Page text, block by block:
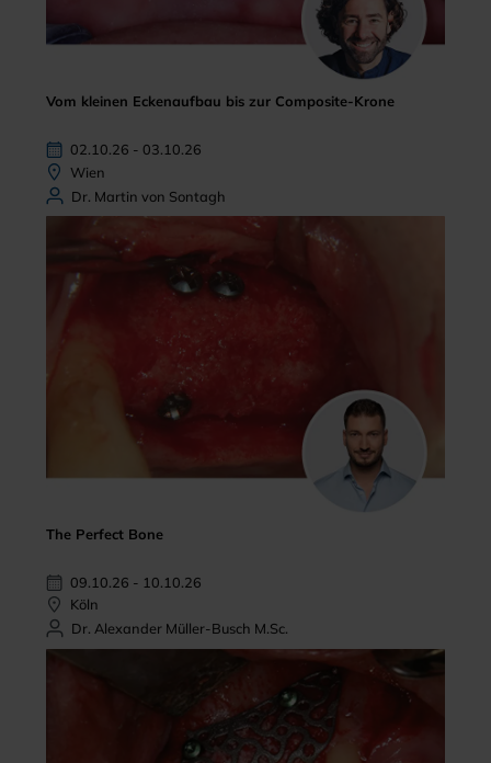
Vom kleinen Eckenaufbau bis zur Composite-Krone
02.10.26 - 03.10.26
Wien
Dr. Martin von Sontagh
The Perfect Bone
09.10.26 - 10.10.26
Köln
Dr. Alexander Müller-Busch M.Sc.